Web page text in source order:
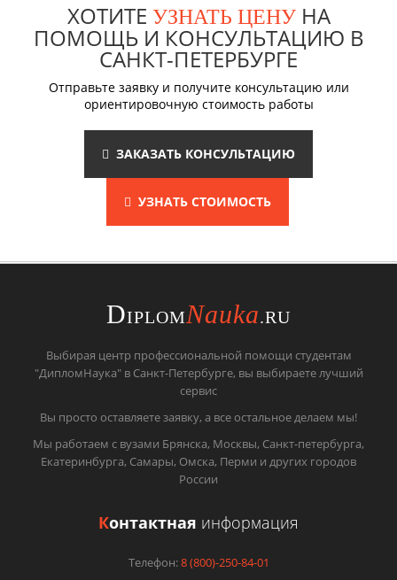
ХОТИТЕ УЗНАТЬ ЦЕНУНА
ПОМОЩЬ И КОНСУЛЬТАЦИЮ В
САНКТ-ПЕТЕРБУРГЕ
Отправьте заявку и получите консультацию или
ориентировочную стоимость работы
ЗАКАЗАТЬ КОНСУЛЬТАЦИЮ
УЗНАТЬ СТОИМОСТЬ
DIPLOMNauka.RU
Выбирая центр профессиональной помощи студентам
"ДипломНаука" в Санкт-Петербурге, вы выбираете лучший
сервис
Вы просто оставляете заявку, а все остальное делаем мы!
Мы работаем с вузами Брянска, Москвы, Санкт-петербурга,
Екатеринбурга, Самары, Омска, Перми и других городов
России
Контактная информация
Телефон:8 (800)-250-84-01